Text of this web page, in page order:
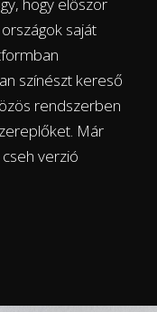
saját
színészt kereső
rendszerben
Már
verzió